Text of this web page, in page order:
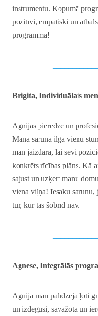
instrumentu. Kopumā
pozitīvi, empātiski un
programma!
Brigita, Individuālais
Agnijas pieredze un
Mana saruna ilga vienu
man jāizdara, lai sevi
konkrēts rīcības plāns. Kā
sajust un uzķert manu
viena viļņa! Iesaku sarunu,
tur, kur tās šobrīd nav.
Agnese, Integrālās
Agnija man palīdzēja ļoti
un izdegusi, savažota un